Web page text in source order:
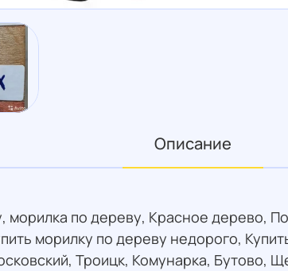
Описание
морилка по дереву, Красное дерево,
морилку по дереву недорого,
Троицк, Комунарка, Бутово,